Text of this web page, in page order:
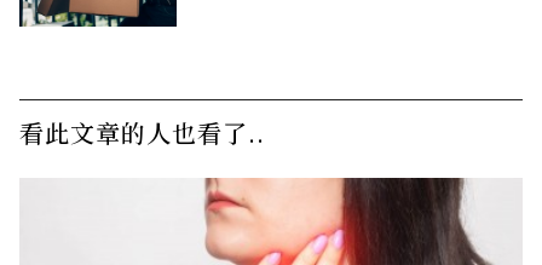
看此文章的人也看了..